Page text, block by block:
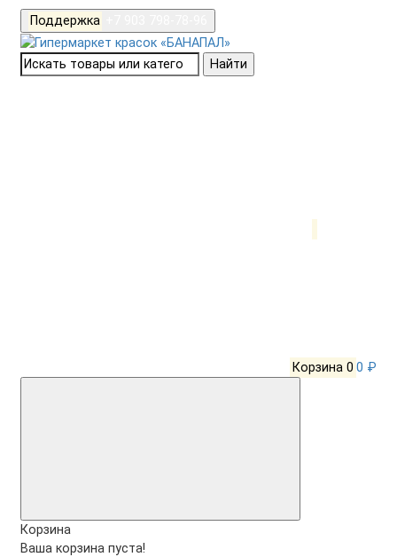
Поддержка
Найти
Корзина 0 0 ₽
Корзина
Ваша корзина пуста!